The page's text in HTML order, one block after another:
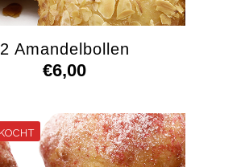
2 Amandelbollen
€6,00